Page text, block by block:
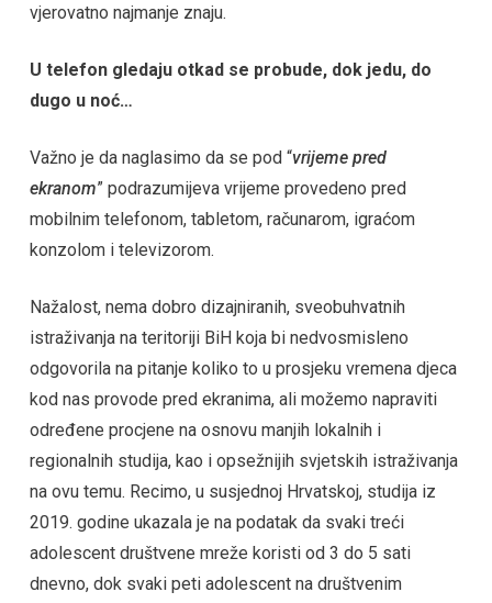
vjerovatno najmanje znaju.
U telefon gledaju otkad se probude, dok jedu, do
dugo u noć…
Važno je da naglasimo da se pod “vrijeme pred
ekranom” podrazumijeva vrijeme provedeno pred
mobilnim telefonom, tabletom, računarom, igraćom
konzolom i televizorom.
Nažalost, nema dobro dizajniranih, sveobuhvatnih
istraživanja na teritoriji BiH koja bi nedvosmisleno
odgovorila na pitanje koliko to u prosjeku vremena djeca
kod nas provode pred ekranima, ali možemo napraviti
određene procjene na osnovu manjih lokalnih i
regionalnih studija, kao i opsežnijih svjetskih istraživanja
na ovu temu. Recimo, u susjednoj Hrvatskoj, studija iz
2019. godine ukazala je na podatak da svaki treći
adolescent društvene mreže koristi od 3 do 5 sati
dnevno, dok svaki peti adolescent na društvenim